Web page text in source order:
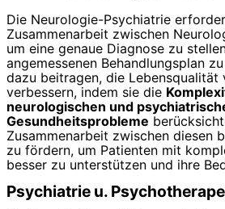
Die Neurologie-Psychiatrie
Zusammenarbeit zwischen
um eine genaue Diagnose zu
angemessenen Behandlungsplan
dazu beitragen, die Lebensqualität
verbessern, indem sie die
neurologischen und
Gesundheitsprobleme
Zusammenarbeit zwischen diesen
zu fördern, um Patienten mit
besser zu unterstützen und ihre
Psychiatrie u.